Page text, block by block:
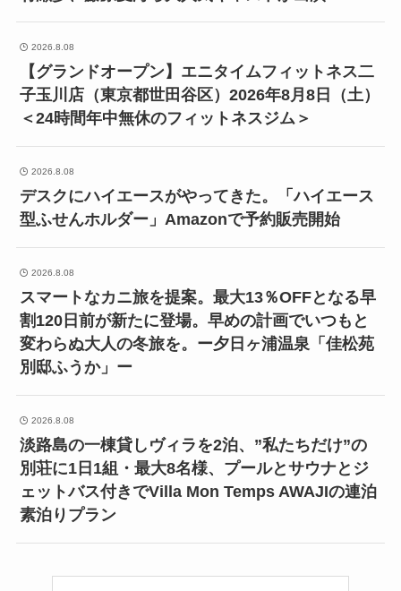
2026.8.08
【グランドオープン】エニタイムフィットネス二
子玉川店（東京都世田谷区）2026年8月8日（土）
＜24時間年中無休のフィットネスジム＞
2026.8.08
デスクにハイエースがやってきた。「ハイエース
型ふせんホルダー」Amazonで予約販売開始
2026.8.08
スマートなカニ旅を提案。最大13％OFFとなる早
割120日前が新たに登場。早めの計画でいつもと
変わらぬ大人の冬旅を。ー夕日ヶ浦温泉「佳松苑
別邸ふうか」ー
2026.8.08
淡路島の一棟貸しヴィラを2泊、”私たちだけ”の
別荘に1日1組・最大8名様、プールとサウナとジ
ェットバス付きでVilla Mon Temps AWAJIの連泊
素泊りプラン